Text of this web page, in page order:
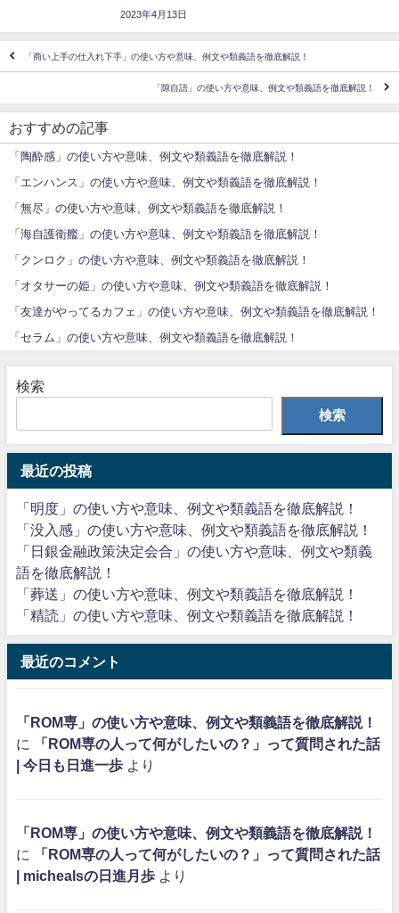
2023年4月13日
「商い上手の仕入れ下手」の使い方や意味、例文や類義語を徹底解説！
「隙自語」の使い方や意味、例文や類義語を徹底解説！
おすすめの記事
「陶酔感」の使い方や意味、例文や類義語を徹底解説！
「エンハンス」の使い方や意味、例文や類義語を徹底解説！
「無尽」の使い方や意味、例文や類義語を徹底解説！
「海自護衛艦」の使い方や意味、例文や類義語を徹底解説！
「クンロク」の使い方や意味、例文や類義語を徹底解説！
「オタサーの姫」の使い方や意味、例文や類義語を徹底解説！
「友達がやってるカフェ」の使い方や意味、例文や類義語を徹底解説！
「セラム」の使い方や意味、例文や類義語を徹底解説！
検索
検索
最近の投稿
「明度」の使い方や意味、例文や類義語を徹底解説！
「没入感」の使い方や意味、例文や類義語を徹底解説！
「日銀金融政策決定会合」の使い方や意味、例文や類義
語を徹底解説！
「葬送」の使い方や意味、例文や類義語を徹底解説！
「精読」の使い方や意味、例文や類義語を徹底解説！
最近のコメント
「ROM専」の使い方や意味、例文や類義語を徹底解説！
に
「ROM専の人って何がしたいの？」って質問された話
| 今日も日進一歩 より
「ROM専」の使い方や意味、例文や類義語を徹底解説！
に
「ROM専の人って何がしたいの？」って質問された話
| michealsの日進月歩 より